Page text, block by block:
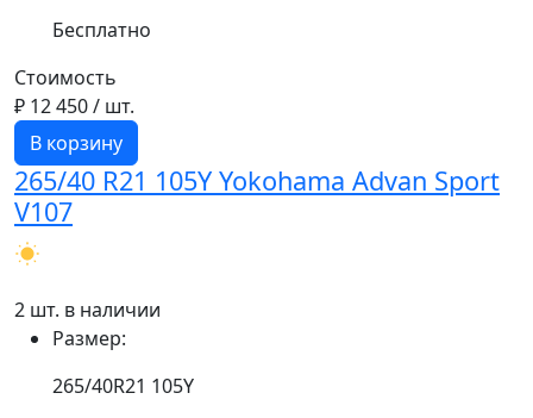
Бесплатно
Стоимость
₽ 12 450/ шт.
В корзину
265/40 R21 105Y Yokohama Advan Sport
V107
2 шт. в наличии
Размер:
265/40R21 105Y